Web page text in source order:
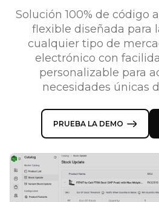
Solución 100% de código
flexible diseñada para
cualquier tipo de
electrónico con
personalizable para
necesidades únicas
PRUEBA LA DEMO